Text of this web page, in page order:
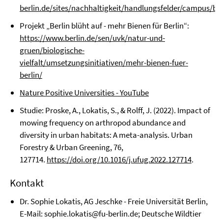
berlin.de/sites/nachhaltigkeit/handlungsfelder/campus/
Projekt „Berlin blüht auf - mehr Bienen für Berlin“:
https://www.berlin.de/sen/uvk/natur-und-
gruen/biologische-
vielfalt/umsetzungsinitiativen/mehr-bienen-fuer-
berlin/
Nature Positive Universities - YouTube
Studie: Proske, A., Lokatis, S., & Rolff, J. (2022). Impact of
mowing frequency on arthropod abundance and
diversity in urban habitats: A meta-analysis. Urban
Forestry & Urban Greening, 76,
127714. https://doi.org/10.1016/j.ufug.2022.127714.
Kontakt
Dr. Sophie Lokatis, AG Jeschke - Freie Universität Berlin,
E-Mail:sophie.lokatis@fu-berlin.de; Deutsche Wildtier